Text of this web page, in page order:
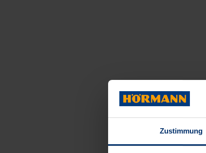
Zustimmung